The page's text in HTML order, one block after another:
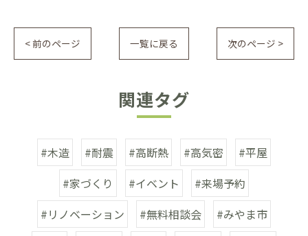
< 前のページ 一覧に戻る 次のページ >
関連タグ
#木造 #耐震 #高断熱 #高気密
#平屋
#家づくり
#イベント
#来場予約
#リノベーション
#無料相談会
#みやま市